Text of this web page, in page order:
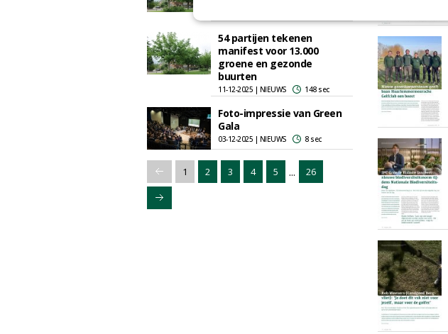
54 partijen tekenen
manifest voor 13.000
groene en gezonde
buurten
11-12-2025 | NIEUWS 148 sec
Foto-impressie van Green
Gala
03-12-2025 | NIEUWS 8 sec
1 2 3 4 5 ... 26